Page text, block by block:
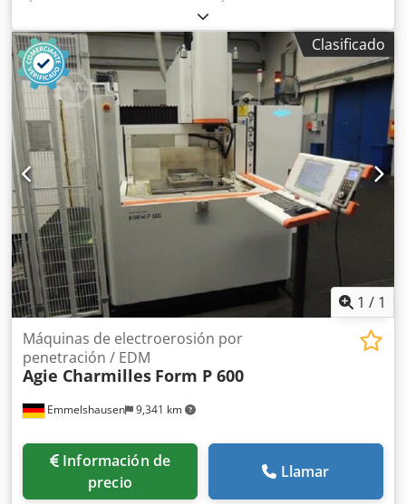
en el eje Z: 900 mm Sistema de control Heidenhain 530 Eje
B: +/- 110 ° Peso de la máquina: aproximadamente 25050
kg HSK63 Cedpfxey Sbl Sj Acforf Almacén para 30
herramientas 18000 rpm
Clasificado
1 / 1
Emmelshausen 9,341 km
Máquinas de electroerosión por
penetración / EDM
Agie Charmilles Form P 600
Información de
precio
Llamar